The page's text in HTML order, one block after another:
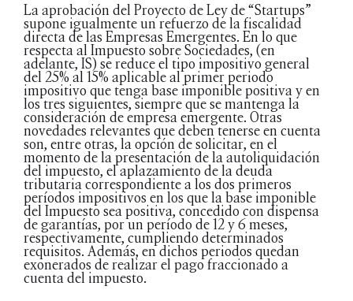
La aprobación del Proyecto de Ley de “Startups”
supone igualmente un refuerzo de la fiscalidad
directa de las Empresas Emergentes. En lo que
respecta al Impuesto sobre Sociedades, (en
adelante, IS) se reduce el tipo impositivo general
del 25% al 15% aplicable al primer periodo
impositivo que tenga base imponible positiva y en
los tres siguientes, siempre que se mantenga la
consideración de empresa emergente. Otras
novedades relevantes que deben tenerse en cuenta
son, entre otras, la opción de solicitar, en el
momento de la presentación de la autoliquidación
del impuesto, el aplazamiento de la deuda
tributaria correspondiente a los dos primeros
períodos impositivos en los que la base imponible
del Impuesto sea positiva, concedido con dispensa
de garantías, por un período de 12 y 6 meses,
respectivamente, cumpliendo determinados
requisitos. Además, en dichos periodos quedan
exonerados de realizar el pago fraccionado a
cuenta del impuesto.